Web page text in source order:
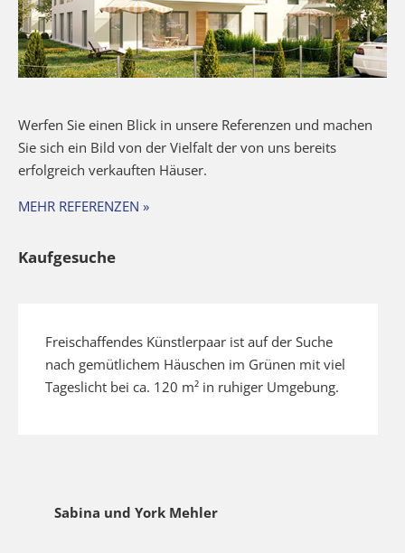
Werfen Sie einen Blick in unsere Referenzen und machen
Sie sich ein Bild von der Vielfalt der von uns bereits
erfolgreich verkauften Häuser.
MEHR REFERENZEN »
Kaufgesuche
Freischaffendes Künstlerpaar ist auf der Suche
nach gemütlichem Häuschen im Grünen mit viel
Tageslicht bei ca. 120 m² in ruhiger Umgebung.
Sabina und York Mehler